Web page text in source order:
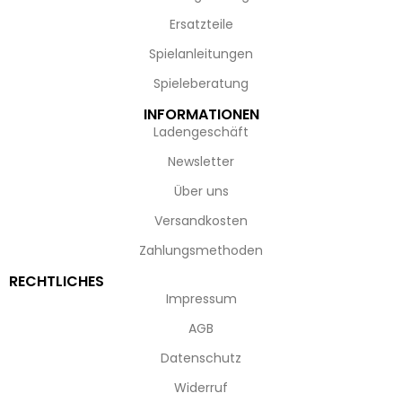
Ersatzteile
Spielanleitungen
Spieleberatung
INFORMATIONEN
Ladengeschäft
Newsletter
Über uns
Versandkosten
Zahlungsmethoden
RECHTLICHES
Impressum
AGB
Datenschutz
Widerruf